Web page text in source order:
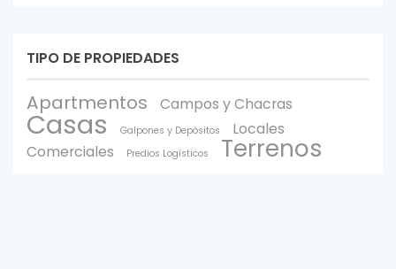
TIPO DE PROPIEDADES
Apartmentos Campos y Chacras
Casas Galpones y Depòsitos
Locales
Comerciales
Predios Logísticos Terrenos